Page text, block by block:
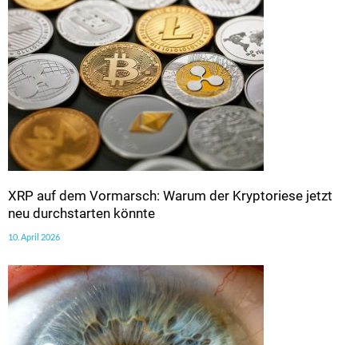
XRP auf dem Vormarsch: Warum der Kryptoriese jetzt
neu durchstarten könnte
10. April 2026